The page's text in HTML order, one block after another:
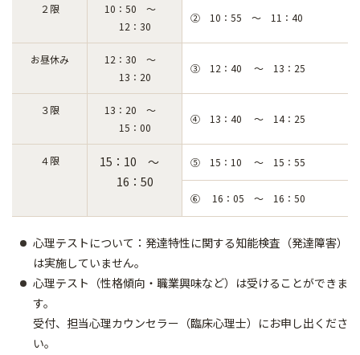
２限
10：50 ～
12：30
② 10：55 ～ 11：40
お昼休み
12：30 ～
13：20
③ 12：40 ～ 13：25
３限
13：20 ～
15：00
④ 13：40 ～ 14：25
４限
15：10 ～
16：50
⑤ 15：10 ～ 15：55
⑥ 16：05 ～ 16：50
心理テストについて：発達特性に関する知能検査（発達障害）
は実施していません。
心理テスト（性格傾向・職業興味など）は受けることができま
す。
受付、担当心理カウンセラー（臨床心理士）にお申し出くださ
い。